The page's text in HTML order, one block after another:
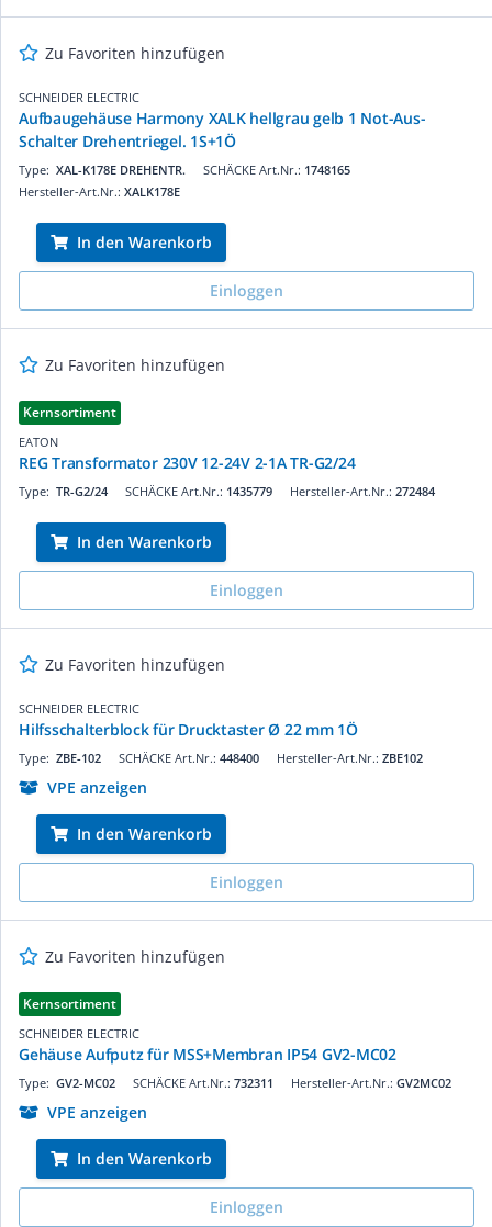
Zu Favoriten hinzufügen
SCHNEIDER ELECTRIC
Aufbaugehäuse Harmony XALK hellgrau gelb 1 Not-Aus-
Schalter Drehentriegel. 1S+1Ö
SCHÄCKE Art.Nr.: 1748165
Type: XAL-K178E DREHENTR.
Hersteller-Art.Nr.: XALK178E
In den Warenkorb
Einloggen
Zu Favoriten hinzufügen
Kernsortiment
EATON
REG Transformator 230V 12-24V 2-1A TR-G2/24
SCHÄCKE Art.Nr.: 1435779
Type: TR-G2/24 Hersteller-Art.Nr.: 272484
In den Warenkorb
Einloggen
Zu Favoriten hinzufügen
SCHNEIDER ELECTRIC
Hilfsschalterblock für Drucktaster Ø 22 mm 1Ö
SCHÄCKE Art.Nr.: 448400
Type: ZBE-102 Hersteller-Art.Nr.: ZBE102
VPE anzeigen
In den Warenkorb
Einloggen
Zu Favoriten hinzufügen
Kernsortiment
SCHNEIDER ELECTRIC
Gehäuse Aufputz für MSS+Membran IP54 GV2-MC02
SCHÄCKE Art.Nr.: 732311
Type: GV2-MC02 Hersteller-Art.Nr.: GV2MC02
VPE anzeigen
In den Warenkorb
Einloggen